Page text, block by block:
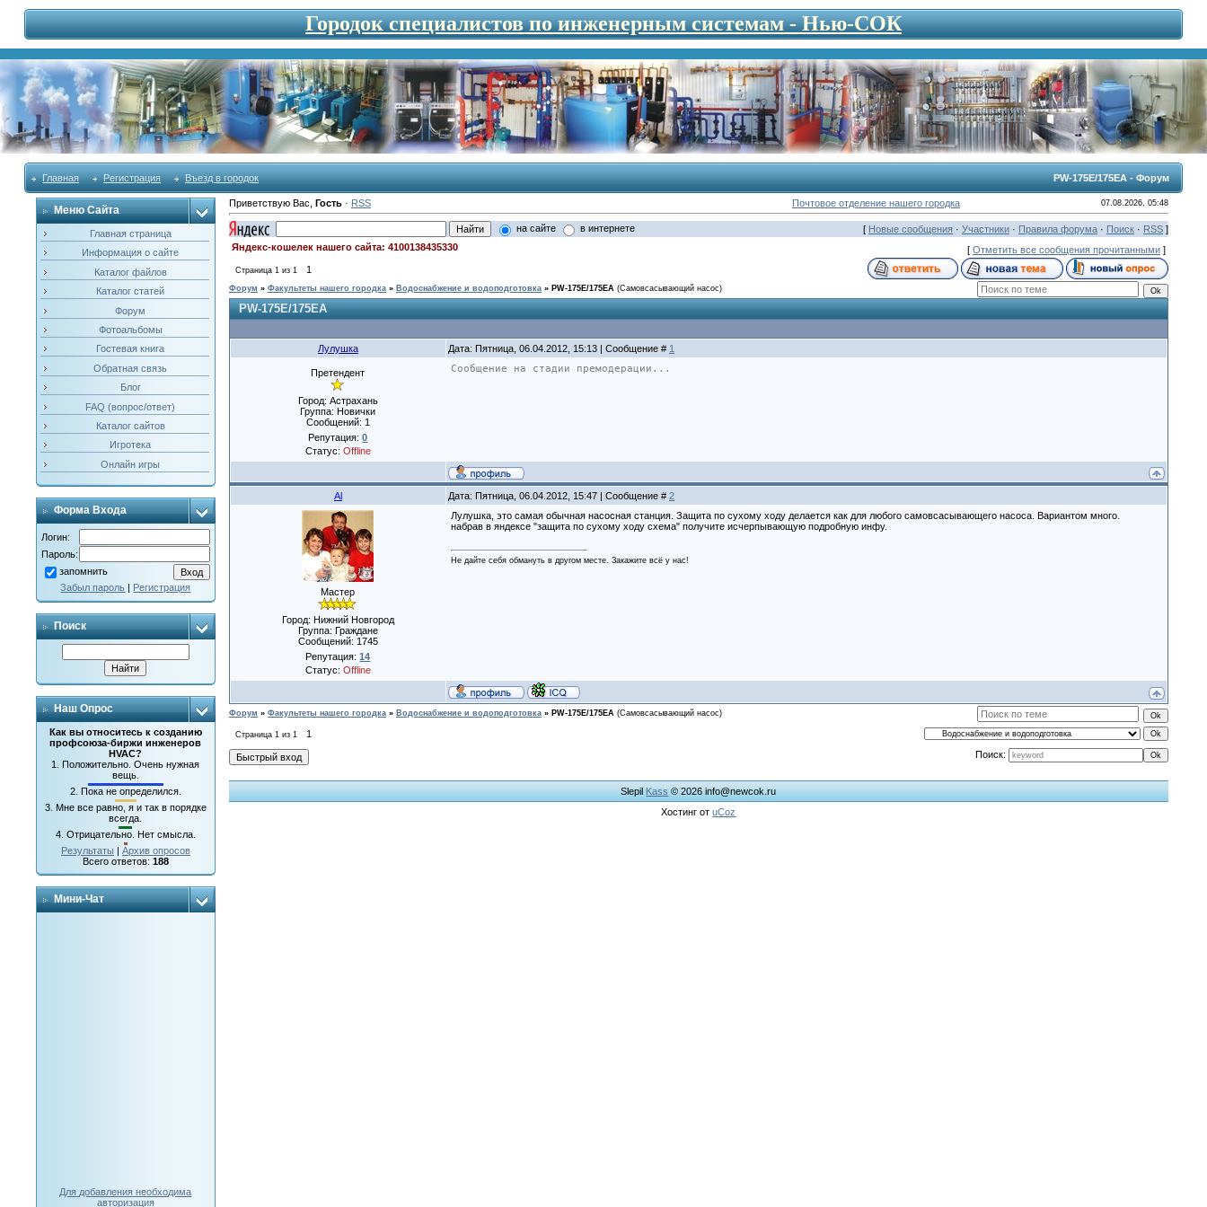
Городок специалистов по инженерным системам - Нью-СОК
Главная Регистрация Въезд в городок PW-175E/175EA - Форум
Меню Сайта
Главная страница
Информация о сайте
Каталог файлов
Каталог статей
Форум
Фотоальбомы
Гостевая книга
Обратная связь
Блог
FAQ (вопрос/ответ)
Каталог сайтов
Игротека
Онлайн игры
Форма Входа
Логин:
Пароль:
запомнить
Забыл пароль | Регистрация
Поиск
Наш Опрос
Как вы относитесь к созданию
профсоюза-биржи инженеров
HVAC?
1.Положительно. Очень нужная
вещь.
2. Пока не определился.
3. Мне все равно, я и так в порядке
всегда.
4. Отрицательно. Нет смысла.
Результаты | Архив опросов
Всего ответов: 188
Мини-Чат
Для добавления необходима
авторизация
Приветствую Вас Гость· RSS Почтовое отделение нашего городка 07.08.2026, 05:48
на сайте в интернете [ Новые сообщения· Участники· Правила форума· Поиск· RSS]
Яндекс-кошелек нашего сайта: 4100138435330
[ Отметить все сообщения прочитанными]
Страница 1 из 1 1
Форум » Факультеты нашего городка » Водоснабжение и водоподготовка » PW-175E/175EA (Самовсасывающий насос)
PW-175E/175EA
Лулушка Дата: Пятница, 06.04.2012, 15:13 | Сообщение # 1
Претендент
Город: Астрахань
Группа: Новички
Сообщений: 1
Репутация:0
Статус: Offline
Сообщение на стадии премодерации...
Al Дата: Пятница, 06.04.2012, 15:47 | Сообщение # 2
Мастер
Город: Нижний Новгород
Группа: Граждане
Сообщений: 1745
Репутация:14
Статус: Offline
Лулушка, это самая обычная насосная станция. Защита по сухому ходу делается как для любого самовсасывающего насоса. Вариантом много.
набрав в яндексе "защита по сухому ходу схема" получите исчерпывающую подробную инфу.
Не дайте себя обмануть в другом месте. Закажите всё у нас!
Форум » Факультеты нашего городка » Водоснабжение и водоподготовка » PW-175E/175EA (Самовсасывающий насос)
Страница 1 из 1
1
Поиск:
SlepilKass © 2026 info@newcok.ru
Хостинг отuCoz